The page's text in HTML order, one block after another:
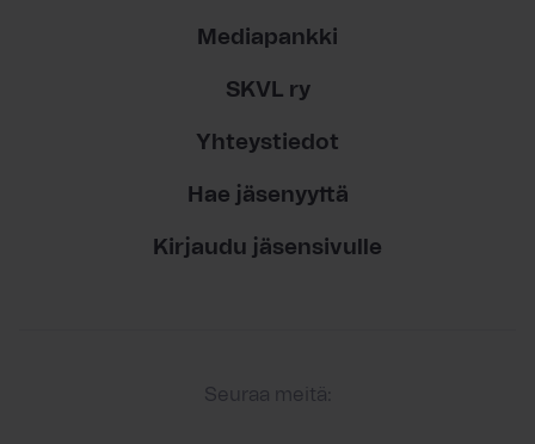
Mediapankki
SKVL ry
Yhteystiedot
Hae jäsenyyttä
Kirjaudu jäsensivulle
Seuraa meitä: